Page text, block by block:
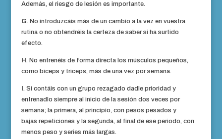
Además, el riesgo de lesión es importante.
G. No introduzcáis más de un cambio a la vez en vuestra
rutina o no obtendréis la certeza de saber si ha surtido
efecto.
H . No entrenéis de forma directa los músculos pequeños,
como bíceps y tríceps, más de una vez por semana.
. Si contáis con un grupo rezagado dadle prioridad y
entrenadlo siempre al inicio de la sesión dos veces por
semana; la primera, al principio, con pesos pesados y
bajas repeticiones y la segunda, al final de ese periodo, con
menos peso y series más largas.